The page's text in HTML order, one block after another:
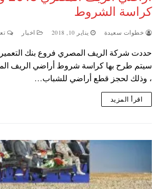
كراسة الشروط
خطوات سعيدة يناير 10, 2018 اخبار
حددت شركة الريف المصري فروع بنك التعمير
، وذلك لحجز قطع أراضي للشباب…
اقرأ المزيد